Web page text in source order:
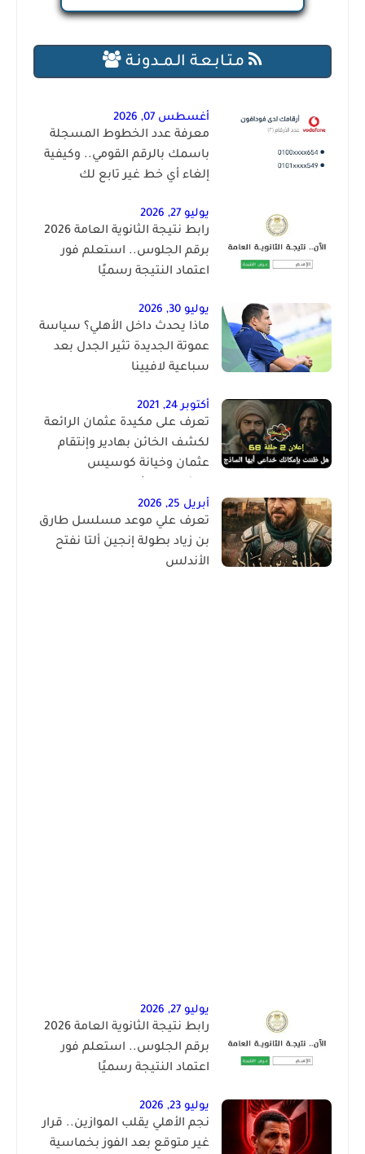
مـتـابـعـة الـمــدونـة
أغسطس 07, 2026
معرفة عدد الخطوط المسجلة
باسمك بالرقم القومي.. وكيفية
إلغاء أي خط غير تابع لك
يوليو 27, 2026
رابط نتيجة الثانوية العامة 2026
برقم الجلوس.. استعلم فور
اعتماد النتيجة رسميًا
يوليو 30, 2026
ماذا يحدث داخل الأهلي؟ سياسة
عموتة الجديدة تثير الجدل بعد
سباعية لافيينا
أكتوبر 24, 2021
تعرف على مكيدة عثمان الرائعة
لكشف الخائن بهادير وإنتقام
عثمان وخيانة كوسيس
أبريل 25, 2026
تعرف علي موعد مسلسل طارق
بن زياد بطولة إنجين ألتا نفتح
الأندلس
يوليو 27, 2026
رابط نتيجة الثانوية العامة 2026
برقم الجلوس.. استعلم فور
اعتماد النتيجة رسميًا
يوليو 23, 2026
نجم الأهلي يقلب الموازين.. قرار
غير متوقع بعد الفوز بخماسية